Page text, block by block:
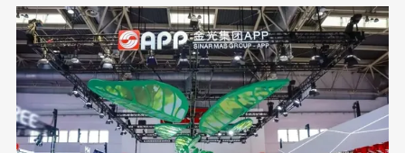
开序幕，整个清算和客户交接工作预计将在7月13日彻底封盘完
成。 对于Nazdar而言，这笔重金投资绝非简单的规模扩张，而是
一场对未来核心利润市场的战略性卡位。Nazdar首席执行官理查德
·鲍尔斯在谈到这笔收购时态度非常强硬且明确，他强调将富士胶片
这几条经典